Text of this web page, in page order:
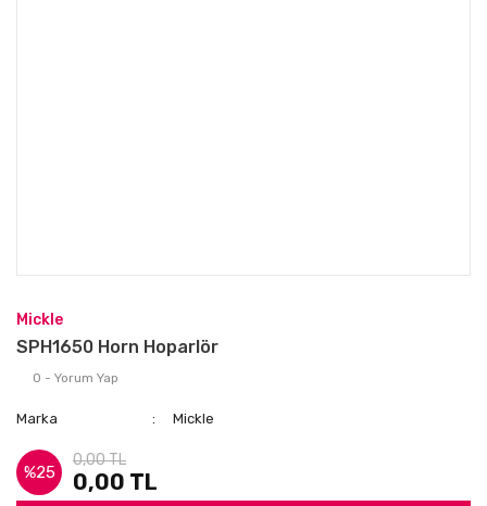
Mickle
SPH1650 Horn Hoparlör
0 - Yorum Yap
Marka Mickle
%25
0,00 TL
0,00 TL